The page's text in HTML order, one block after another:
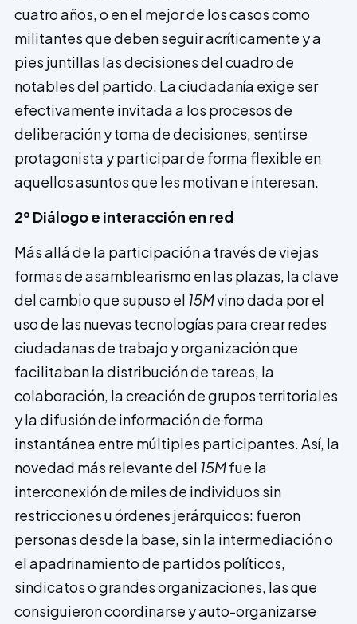
cuatro años, o en el mejor de los casos como
militantes que deben seguir acríticamente y a
pies juntillas las decisiones del cuadro de
notables del partido. La ciudadanía exige ser
efectivamente invitada a los procesos de
deliberación y toma de decisiones, sentirse
protagonista y participar de forma flexible en
aquellos asuntos que les motivan e interesan.
2º Diálogo e interacción en red
Más allá de la participación a través de viejas
formas de asamblearismo en las plazas, la clave
del cambio que supuso el 15Mvino dada por el
uso de las nuevas tecnologías para crear redes
ciudadanas de trabajo y organización que
facilitaban la distribución de tareas, la
colaboración, la creación de grupos territoriales
y la difusión de información de forma
instantánea entre múltiples participantes. Así, la
novedad más relevante del 15Mfue la
interconexión de miles de individuos sin
restricciones u órdenes jerárquicos: fueron
personas desde la base, sin la interme­diación o
el apadrinamiento de partidos políticos,
sindicatos o grandes organizaciones, las que
consiguieron coordinarse y auto-organizarse